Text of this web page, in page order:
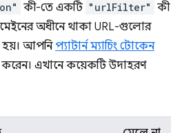
কী-তে একটি "urlFilter" কী
অধীনে থাকা URL-গুলোর
আপনিপ্যাটার্ন ম্যাচিং টোকেন
করেন। এখানে কয়েকটি উদাহরণ